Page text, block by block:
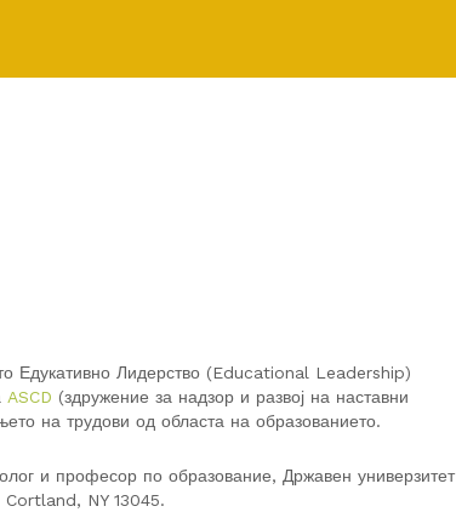
Едукативно Лидерство (Educational Leadership)
ASCD (здружение за надзор и развој на наставни
на трудови од областа на образованието.
и професор по образование, Државен универзитет
NY 13045.